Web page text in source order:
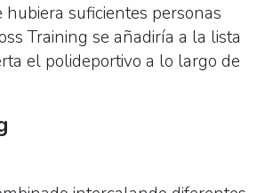
hubiera suficientes personas
Training se añadiría a la lista
el polideportivo a lo largo de